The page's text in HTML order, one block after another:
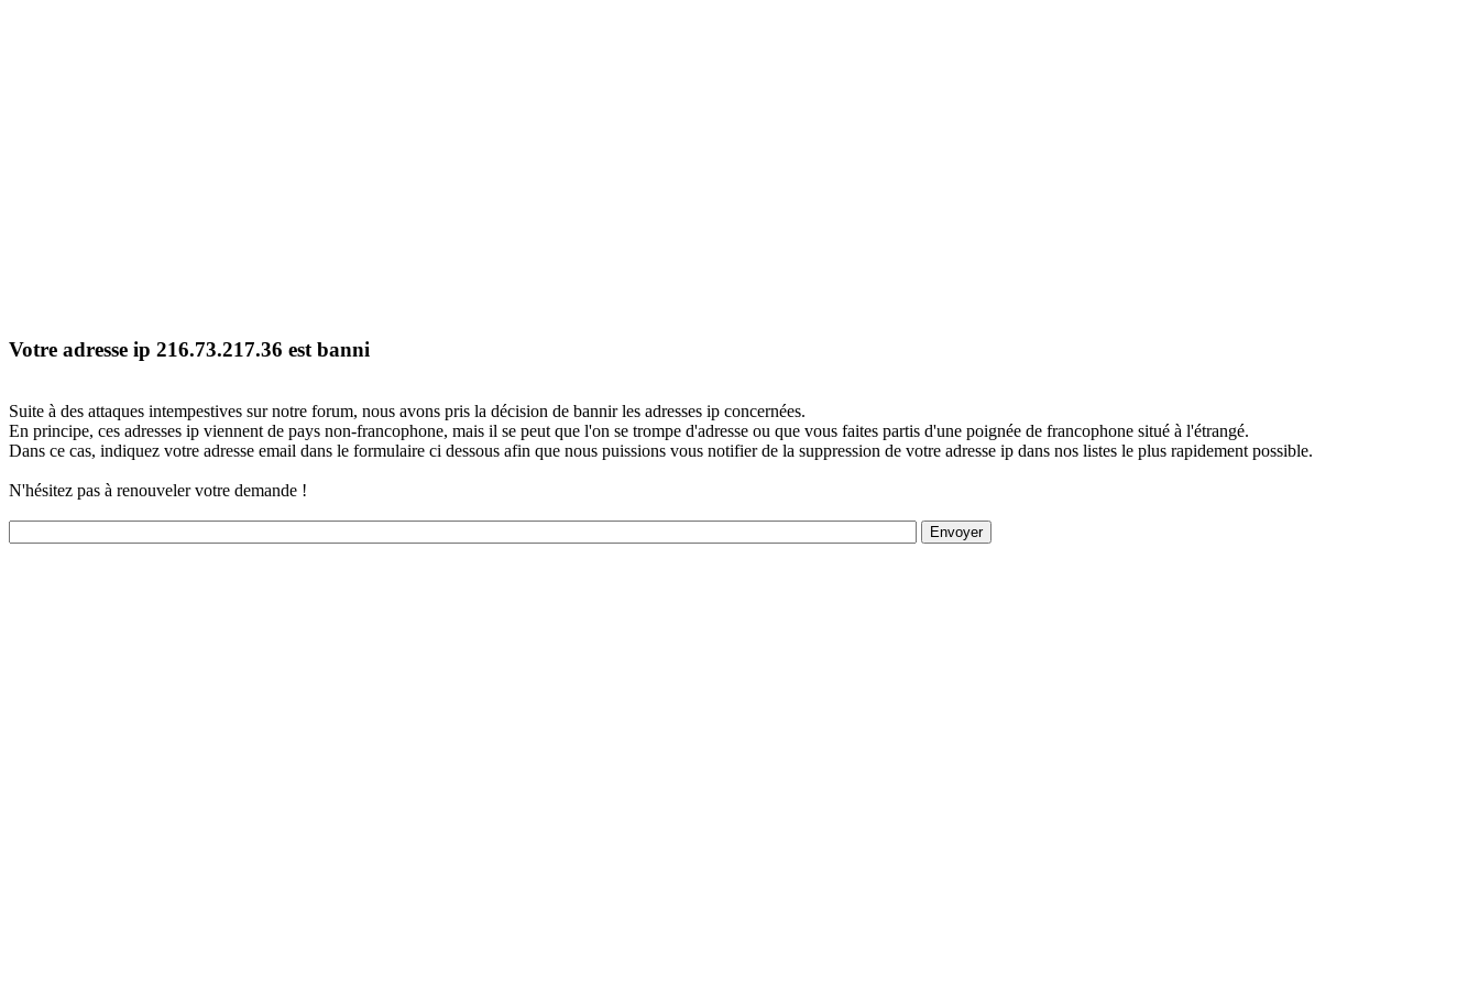
Votre adresse ip 216.73.217.36 est banni
Suite à des attaques intempestives sur notre forum, nous avons pris la décision de bannir les adresses ip concernées.
En principe, ces adresses ip viennent de pays non-francophone, mais il se peut que l'on se trompe d'adresse ou que vous faites partis d'une poignée de francophone situé à l'étrangé.
Dans ce cas, indiquez votre adresse email dans le formulaire ci dessous afin que nous puissions vous notifier de la suppression de votre adresse ip dans nos listes le plus rapidement possible.
N'hésitez pas à renouveler votre demande !